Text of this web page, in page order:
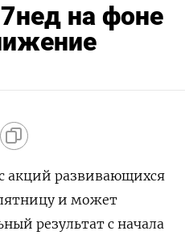
на фоне
акций развивающихся
и может
результат с начала